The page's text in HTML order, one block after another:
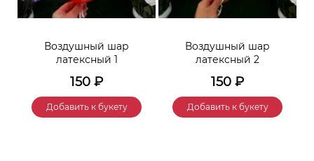
Воздушный шар
латексный 1
150 ₽
Добавить к букету
Воздушный шар
латексный 2
150 ₽
Добавить к букету